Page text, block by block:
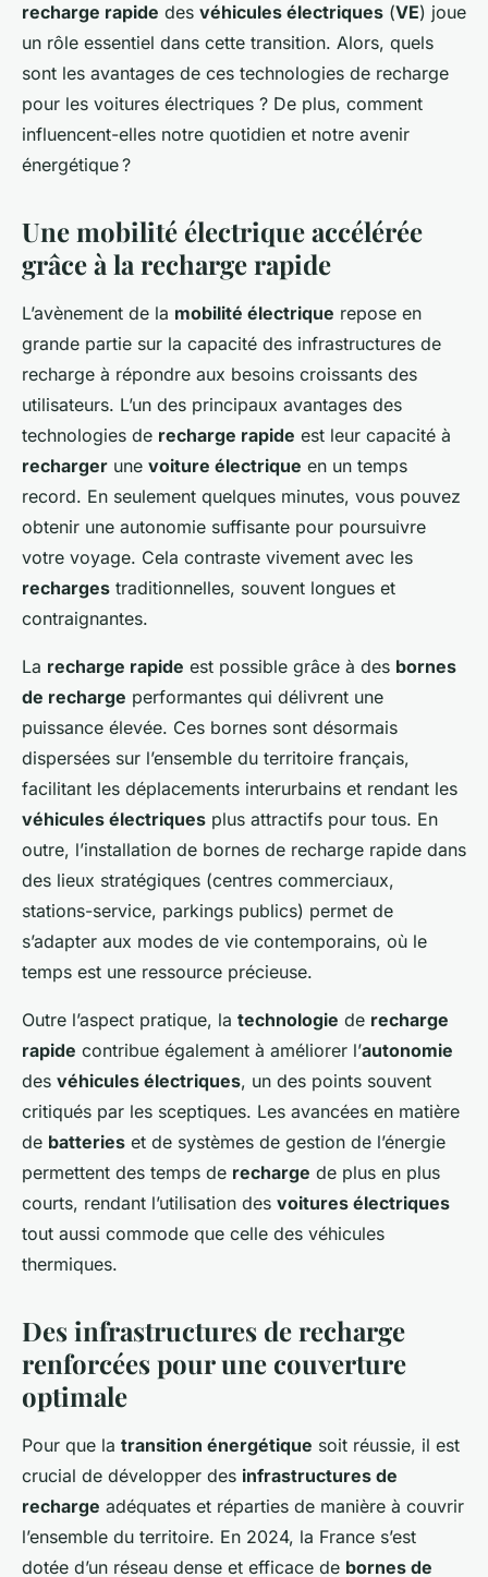
recharge rapide des véhicules électriques (VE) joue
un rôle essentiel dans cette transition. Alors, quels
sont les avantages de ces technologies de recharge
pour les voitures électriques ? De plus, comment
influencent-elles notre quotidien et notre avenir
énergétique ?
Une mobilité électrique accélérée
grâce à la recharge rapide
L’avènement de la mobilité électrique repose en
grande partie sur la capacité des infrastructures de
recharge à répondre aux besoins croissants des
utilisateurs. L’un des principaux avantages des
technologies de recharge rapide est leur capacité à
recharger une voiture électrique en un temps
record. En seulement quelques minutes, vous pouvez
obtenir une autonomie suffisante pour poursuivre
votre voyage. Cela contraste vivement avec les
recharges traditionnelles, souvent longues et
contraignantes.
La recharge rapide est possible grâce à des bornes
de recharge performantes qui délivrent une
puissance élevée. Ces bornes sont désormais
dispersées sur l’ensemble du territoire français,
facilitant les déplacements interurbains et rendant les
véhicules électriques plus attractifs pour tous. En
outre, l’installation de bornes de recharge rapide dans
des lieux stratégiques (centres commerciaux,
stations-service, parkings publics) permet de
s’adapter aux modes de vie contemporains, où le
temps est une ressource précieuse.
Outre l’aspect pratique, la technologie de recharge
rapide contribue également à améliorer l’autonomie
des véhicules électriques, un des points souvent
critiqués par les sceptiques. Les avancées en matière
de batteries et de systèmes de gestion de l’énergie
permettent des temps de recharge de plus en plus
courts, rendant l’utilisation des voitures électriques
tout aussi commode que celle des véhicules
thermiques.
Des infrastructures de recharge
renforcées pour une couverture
optimale
Pour que la transition énergétique soit réussie, il est
crucial de développer des infrastructures de
recharge adéquates et réparties de manière à couvrir
l’ensemble du territoire. En 2024, la France s’est
dotée d’un réseau dense et efficace de bornes de